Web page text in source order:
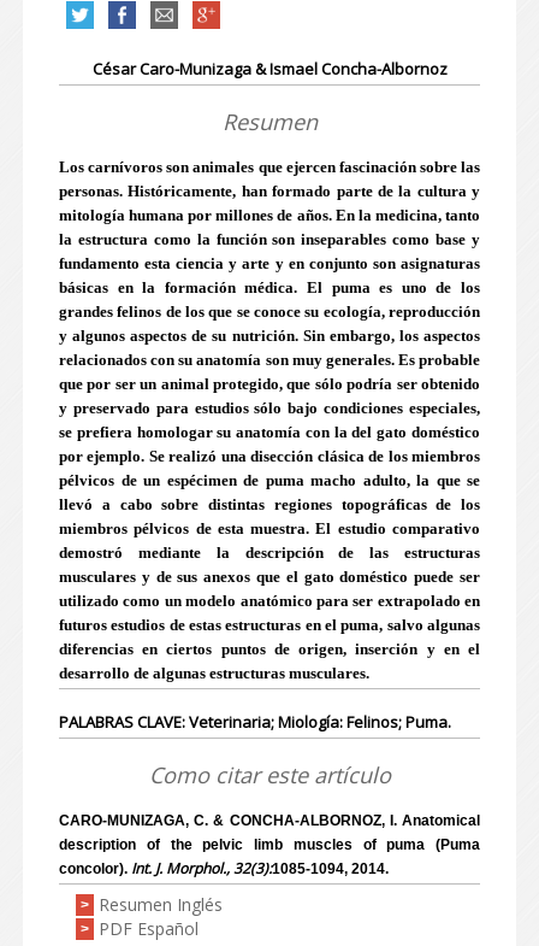
César Caro-Munizaga & Ismael Concha-Albornoz
Resumen
Los carnívoros son animales que ejercen fascinación sobre las
personas. Históricamente, han formado parte de la cultura y
mitología humana por millones de años. En la medicina, tanto
la estructura como la función son inseparables como base y
fundamento esta ciencia y arte y en conjunto son asignaturas
básicas en la formación médica. El puma es uno de los
grandes felinos de los que se conoce su ecología, reproducción
y algunos aspectos de su nutrición. Sin embargo, los aspectos
relacionados con su anatomía son muy generales. Es probable
que por ser un animal protegido, que sólo podría ser obtenido
y preservado para estudios sólo bajo condiciones especiales,
se prefiera homologar su anatomía con la del gato doméstico
por ejemplo. Se realizó una disección clásica de los miembros
pélvicos de un espécimen de puma macho adulto, la que se
llevó a cabo sobre distintas regiones topográficas de los
miembros pélvicos de esta muestra. El estudio comparativo
demostró mediante la descripción de las estructuras
musculares y de sus anexos que el gato doméstico puede ser
utilizado como un modelo anatómico para ser extrapolado en
futuros estudios de estas estructuras en el puma, salvo algunas
diferencias en ciertos puntos de origen, inserción y en el
desarrollo de algunas estructuras musculares.
PALABRAS CLAVE: Veterinaria; Miología: Felinos; Puma.
Como citar este artículo
CARO-MUNIZAGA, C. & CONCHA-ALBORNOZ, I. Anatomical
description of the pelvic limb muscles of puma (Puma
concolor). Int. J. Morphol., 32(3):1085-1094, 2014.
> Resumen Inglés
> PDF Español